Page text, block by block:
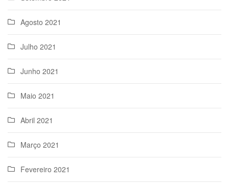
Agosto 2021
Julho 2021
Junho 2021
Maio 2021
Abril 2021
Março 2021
Fevereiro 2021